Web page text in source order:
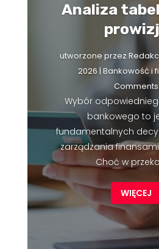
Analiza
utworzone przez
2026 |Bankowość i
Comments
Wybór
bankowego to
fundamentalnych
zarządzania
Choć w
WIĘCEJ